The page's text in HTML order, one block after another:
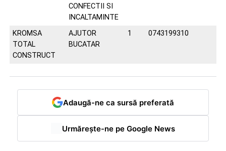
CONFECTII SI
INCALTAMINTE
KROMSA
TOTAL
CONSTRUCT
AJUTOR
BUCATAR
1 0743199310
Adaugă-ne ca sursă preferată
Urmărește-ne pe Google News